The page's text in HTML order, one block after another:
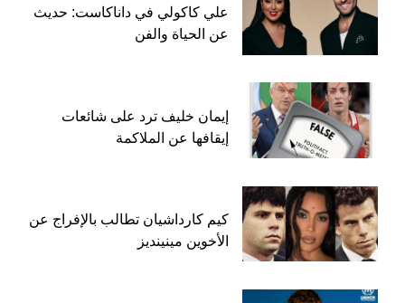
علي كاكولي في داناكاست: حديث
عن الحياة والفن
إيمان خليف ترد على شائعات
إيقافها عن الملاكمة
كيم كارداشيان تطالب بالإفراج عن
الأخوين مينينديز